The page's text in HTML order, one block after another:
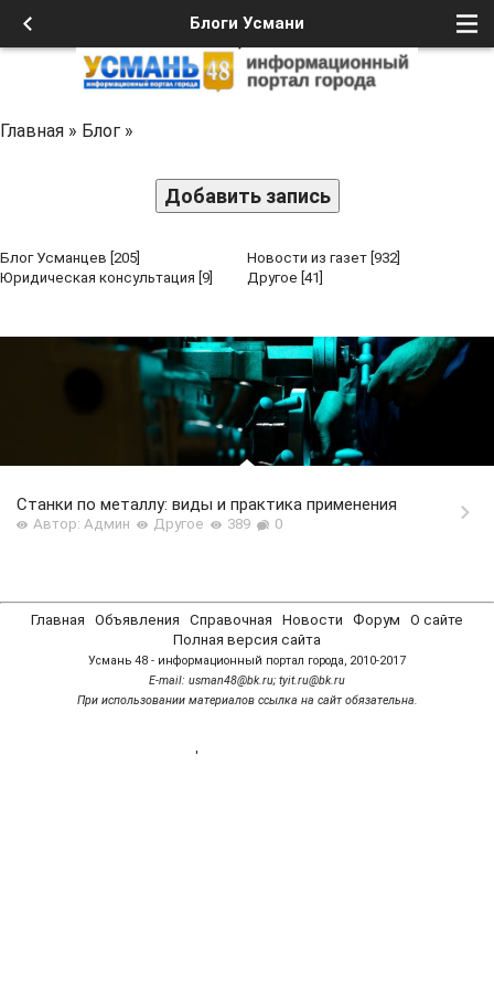
Блоги Усмани
Главная » Блог »
Добавить запись
Блог Усманцев [205] Новости из газет [932]
Юридическая консультация [9] Другое [41]
Станки по металлу: виды и практика применения
Автор: Админ Другое 389 0
Главная Объявления Справочная Новости Форум
О сайте
Полная версия сайта
Усмань 48 - информационный портал города, 2010-2017
Е-mail: usman48@bk.ru; tyit.ru@bk.ru
При использовании материалов ссылка на сайт обязательна.
'